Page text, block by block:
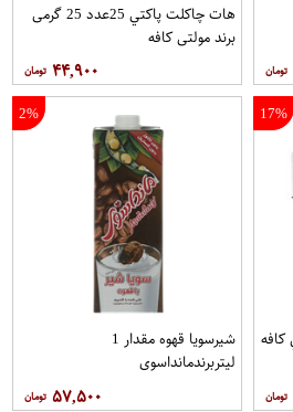
هات چاکلت پاکتي 25عدد 25 گرمی
برند مولتي کافه
۴۴,۹۰۰
17%
2%
شیرسویا قهوه مقدار 1
لیتربرندمانداسوی
۵۷,۵۰۰